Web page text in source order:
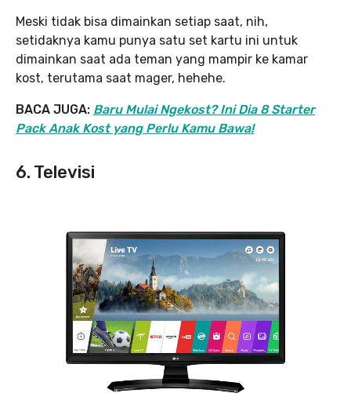
Meski tidak bisa dimainkan setiap saat, nih,
setidaknya kamu punya satu set kartu ini untuk
dimainkan saat ada teman yang mampir ke kamar
kost, terutama saat mager, hehehe.
BACA JUGA: Baru Mulai Ngekost? Ini Dia 8 Starter
Pack Anak Kost yang Perlu Kamu Bawa!
6. Televisi